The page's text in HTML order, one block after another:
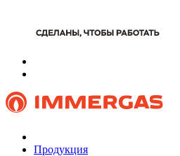
Продукция